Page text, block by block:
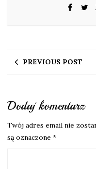
PREVIOUS POST
Dodaj komentarz
Twój adres email nie
są oznaczone *